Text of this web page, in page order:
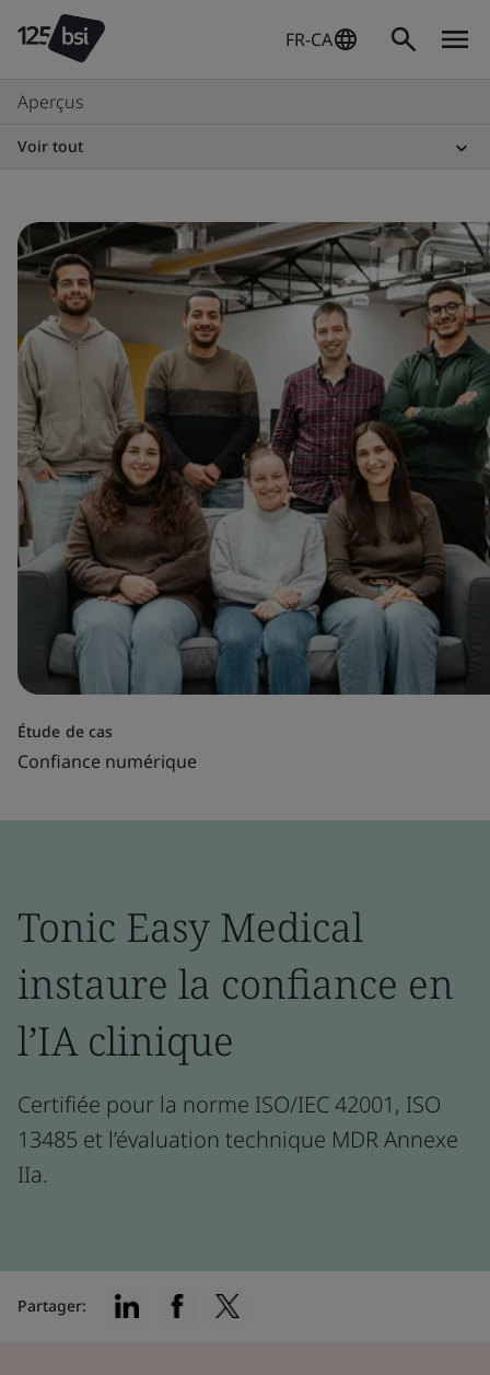
FR-CA
Aperçus
Voir tout
Étude de cas
Confiance numérique
Tonic Easy Medical
instaure la confiance en
l’IA clinique
Certifiée pour la norme ISO/IEC 42001, ISO
13485 et l’évaluation technique MDR Annexe
IIa.
Partager: